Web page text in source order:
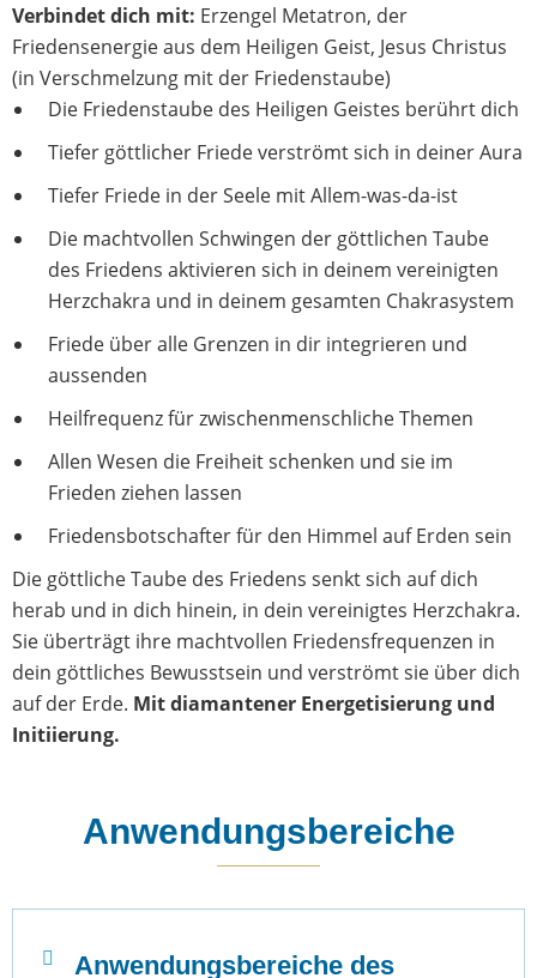
Verbindet dich mit: Erzengel Metatron, der
Friedensenergie aus dem Heiligen Geist, Jesus Christus
(in Verschmelzung mit der Friedenstaube)
Die Friedenstaube des Heiligen Geistes berührt dich
Tiefer göttlicher Friede verströmt sich in deiner Aura
Tiefer Friede in der Seele mit Allem-was-da-ist
Die machtvollen Schwingen der göttlichen Taube
des Friedens aktivieren sich in deinem vereinigten
Herzchakra und in deinem gesamten Chakrasystem
Friede über alle Grenzen in dir integrieren und
aussenden
Heilfrequenz für zwischenmenschliche Themen
Allen Wesen die Freiheit schenken und sie im
Frieden ziehen lassen
Friedensbotschafter für den Himmel auf Erden sein
Die göttliche Taube des Friedens senkt sich auf dich
herab und in dich hinein, in dein vereinigtes Herzchakra.
Sie überträgt ihre machtvollen Friedensfrequenzen in
dein göttliches Bewusstsein und verströmt sie über dich
auf der Erde. Mit diamantener Energetisierung und
Initiierung.
Anwendungsbereiche
Anwendungsbereiche des